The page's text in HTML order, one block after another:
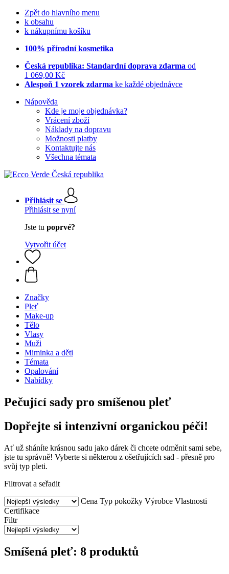
Zpět do hlavního menu
k obsahu
k nákupnímu košíku
100% přírodní kosmetika
Česká republika: Standardní doprava zdarma od
1 069,00 Kč
Alespoň 1 vzorek zdarma ke každé objednávce
Nápověda
Kde je moje objednávka?
Vrácení zboží
Náklady na dopravu
Možnosti platby
Kontaktujte nás
Všechna témata
Přihlásit se
Přihlásit se nyní
Jste tu poprvé?
Vytvořit účet
Značky
Pleť
Make-up
Tělo
Vlasy
Muži
Miminka a děti
Témata
Opalování
Nabídky
Pečující sady pro smíšenou pleť
Dopřejte si intenzivní organickou péči!
Ať už sháníte krásnou sadu jako dárek či chcete odměnit sami sebe,
jste tu správně! Vyberte si některou z ošetřujících sad - přesně pro
svůj typ pleti.
Filtrovat a seřadit
Cena Typ pokožky Výrobce Vlastnosti
Certifikace
Filtr
Smíšená pleť: 8 produktů